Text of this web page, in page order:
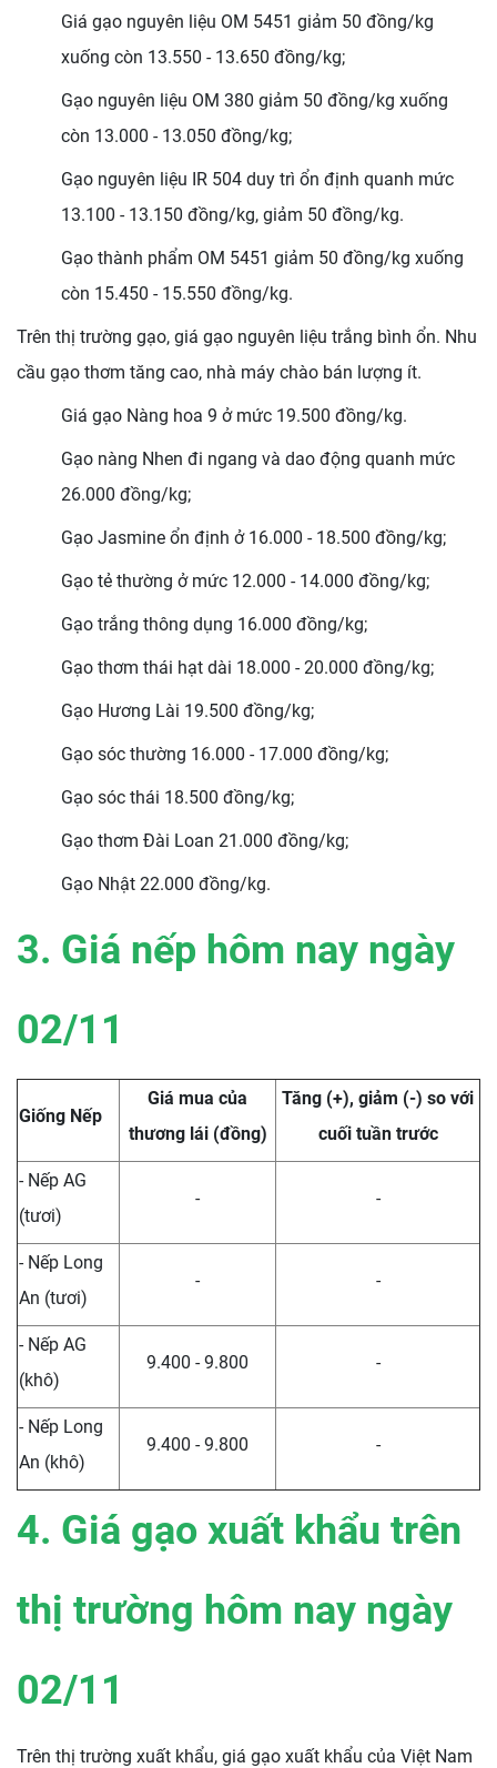
Giá gạo nguyên liệu OM 5451 giảm 50 đồng/kg
xuống còn 13.550 - 13.650 đồng/kg;
Gạo nguyên liệu OM 380 giảm 50 đồng/kg xuống
còn 13.000 - 13.050 đồng/kg;
Gạo nguyên liệu IR 504 duy trì ổn định quanh mức
13.100 - 13.150 đồng/kg, giảm 50 đồng/kg.
Gạo thành phẩm OM 5451 giảm 50 đồng/kg xuống
còn 15.450 - 15.550 đồng/kg.
Trên thị trường gạo, giá gạo nguyên liệu trắng bình ổn. Nhu
cầu gạo thơm tăng cao, nhà máy chào bán lượng ít.
Giá gạo Nàng hoa 9 ở mức 19.500 đồng/kg.
Gạo nàng Nhen đi ngang và dao động quanh mức
26.000 đồng/kg;
Gạo Jasmine ổn định ở 16.000 - 18.500 đồng/kg;
Gạo tẻ thường ở mức 12.000 - 14.000 đồng/kg;
Gạo trắng thông dụng 16.000 đồng/kg;
Gạo thơm thái hạt dài 18.000 - 20.000 đồng/kg;
Gạo Hương Lài 19.500 đồng/kg;
Gạo sóc thường 16.000 - 17.000 đồng/kg;
Gạo sóc thái 18.500 đồng/kg;
Gạo thơm Đài Loan 21.000 đồng/kg;
Gạo Nhật 22.000 đồng/kg.
3. Giá nếp hôm nay ngày
02/11
Giống Nếp
Giá mua của
thương lái (đồng)
Tăng (+), giảm (-) so với
cuối tuần trước
- Nếp AG
(tươi)
- -
- Nếp Long
An (tươi)
- -
- Nếp AG
(khô)
9.400 - 9.800 -
- Nếp Long
An (khô)
9.400 - 9.800 -
4. Giá gạo xuất khẩu trên
thị trường hôm nay ngày
02/11
Trên thị trường xuất khẩu, giá gạo xuất khẩu của Việt Nam